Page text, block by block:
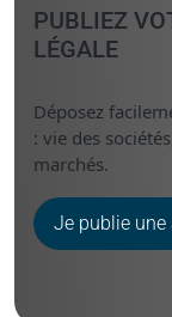
PUBLIEZ
LÉGALE
Déposez
: vie des
marchés.
Je publie une